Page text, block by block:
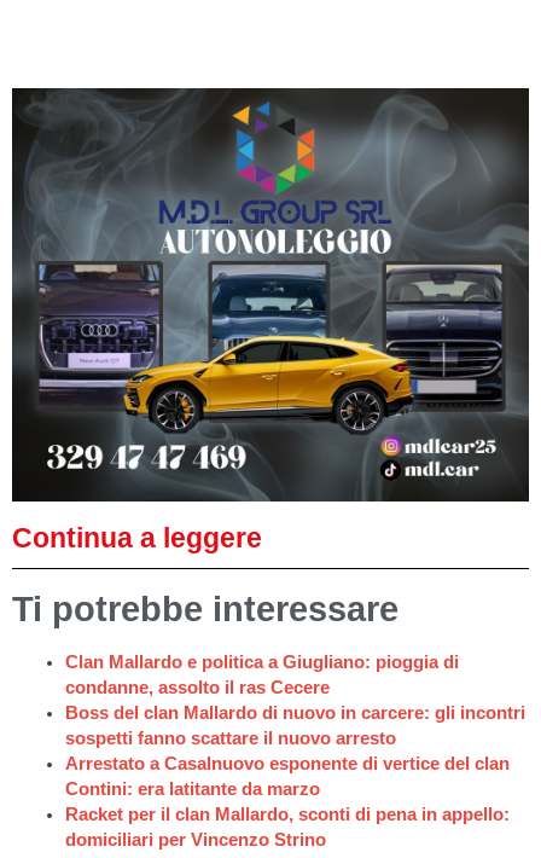
Continua a leggere
Ti potrebbe interessare
Clan Mallardo e politica a Giugliano: pioggia di
condanne, assolto il ras Cecere
Boss del clan Mallardo di nuovo in carcere: gli incontri
sospetti fanno scattare il nuovo arresto
Arrestato a Casalnuovo esponente di vertice del clan
Contini: era latitante da marzo
Racket per il clan Mallardo, sconti di pena in appello:
domiciliari per Vincenzo Strino